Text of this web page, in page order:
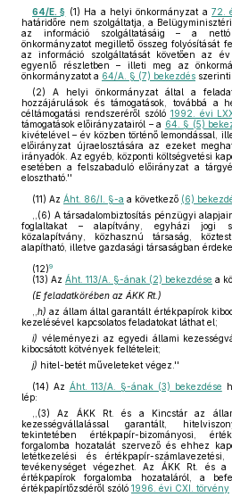
64/E. § (1) Ha a helyi önkormányzat a72.
határidőre nem szolgáltatja, a
az információ szolgáltatásáig – a
önkormányzatot megillető összeg folyósítását
az információ szolgáltatását követően az
egyenlő részletben – illeti meg az
önkormányzatot a 64/A. § (7) bekezdés szerinti
(2) A helyi önkormányzat által a
hozzájárulások és támogatások, továbbá a
céltámogatási rendszeréről szóló 1992. évi
támogatások előirányzatairól – a 64. § (5)
kivételével – év közben történő lemondással,
előirányzat újraelosztására az ezeket
irányadók. Az egyéb, központi költségvetési
esetében a felszabaduló előirányzat a
elosztható.''
(11) Az Áht. 86/I. §-a a következő (6)
,,(6) A társadalombiztosítás pénzügyi
foglaltakat – alapítvány, egyházi jogi
közalapítvány, közhasznú társaság,
alapítható, illetve gazdasági társaságban
(12)9
(13) Az Áht. 113/A. §-ának (2) bekezdése a
(E feladatkörében az ÁKK Rt.)
h) az állam által garantált értékpapírok
kezelésével kapcsolatos feladatokat láthat el;
i) véleményezi az egyedi állami
kibocsátott kötvények feltételeit;
j) hitel-betét műveleteket végez.''
(14) Az Áht. 113/A. §-ának (3) bekezdése
lép:
,,(3) Az ÁKK Rt. és a Kincstár az
kezességvállalással garantált,
tekintetében értékpapír-bizományosi,
forgalomba hozatalát szervező és ehhez
letétkezelési és értékpapír-
tevékenységet végezhet. Az ÁKK Rt. és a
értékpapírok forgalomba hozataláról, a
értékpapírtőzsdéről szóló 1996. évi CXI. törvény